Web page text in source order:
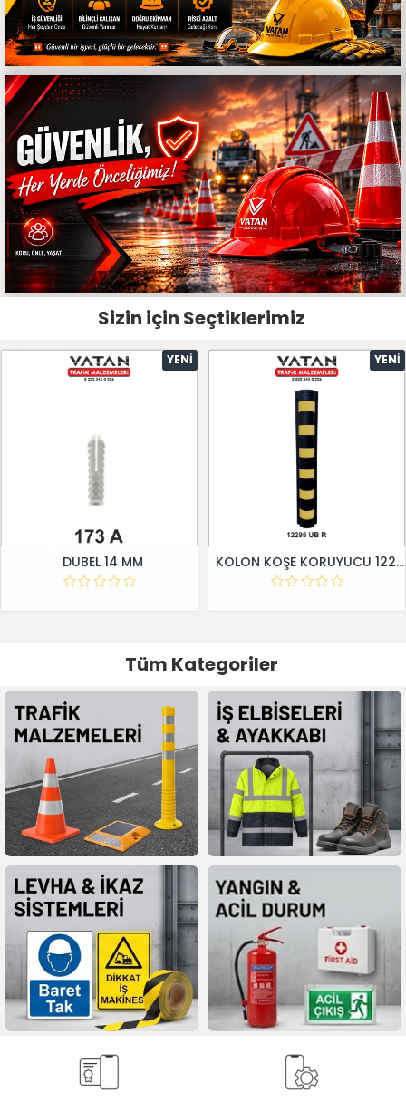
Sizin için Seçtiklerimiz
YENI
DUBEL 14 MM
YENI
KOLON KÖŞE KORUYUCU 12295 UB R
Tüm Kategoriler